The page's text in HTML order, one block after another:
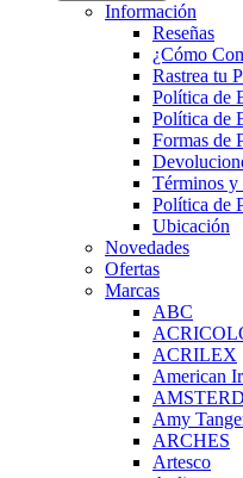
Información
Reseñas
¿Cómo
Rastrea tu
Política de
Política de
Formas de
Términos y
Política de
Ubicación
Novedades
Ofertas
Marcas
ABC
ACRILEX
American
Amy
ARCHES
Artesco